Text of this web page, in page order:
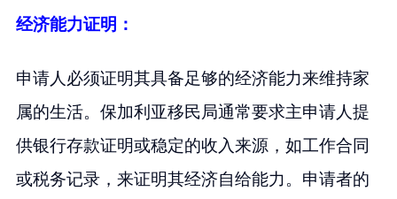
经济能力证明：
申请人必须证明其具备足够的经济能力来维持家
属的生活。保加利亚移民局通常要求主申请人提
供银行存款证明或稳定的收入来源，如工作合同
或税务记录，来证明其经济自给能力。申请者的